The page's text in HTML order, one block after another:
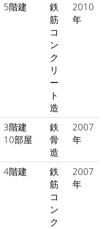
5階建
鉄
筋
コ
ン
ク
リ
ー
ト
造
2010
年
3階建
10部屋
鉄
骨
造
2007
年
4階建
鉄
筋
コ
ン
ク
2007
年